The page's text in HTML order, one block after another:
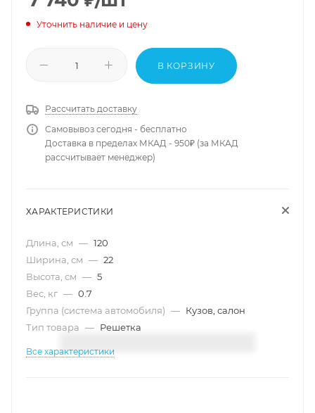
Уточнить наличие и цену
В КОРЗИНУ
Рассчитать доставку
Самовывоз сегодня - бесплатно
Доставка в пределах МКАД - 950₽ (за МКАД
рассчитывает менеджер)
ХАРАКТЕРИСТИКИ
Длина, см — 120
Ширина, см — 22
Высота, см — 5
Вес, кг — 0.7
Группа (система автомобиля) — Кузов, салон
Тип товара — Решетка
Все характеристики